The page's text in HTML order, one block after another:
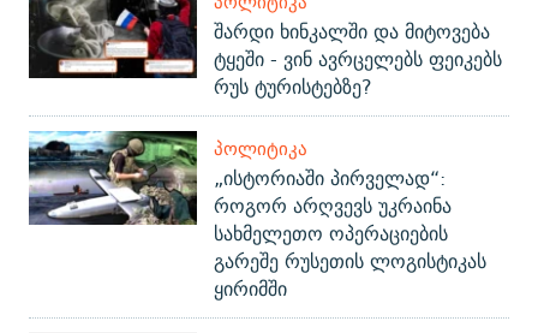
შარდი ხინკალში და მიტოვება
ტყეში - ვინ ავრცელებს ფეიკებს
რუს ტურისტებზე?
ᲞᲝᲚᲘᲢᲘᲙᲐ
„ისტორიაში პირველად“:
როგორ არღვევს უკრაინა
სახმელეთო ოპერაციების
გარეშე რუსეთის ლოგისტიკას
ყირიმში